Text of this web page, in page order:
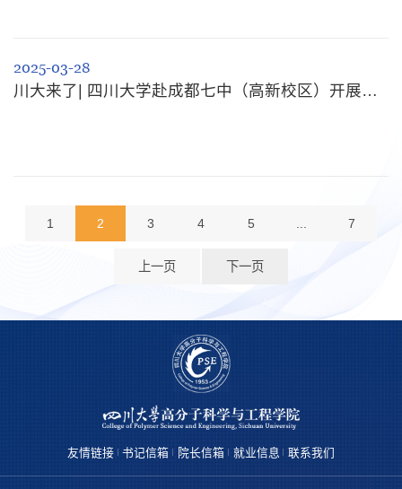
2025-03-28
川大来了| 四川大学赴成都七中（高新校区）开展招生宣讲
1 2 3 4 5 ... 7
上一页 下一页
友情链接 书记信箱 院长信箱 就业信息 联系我们